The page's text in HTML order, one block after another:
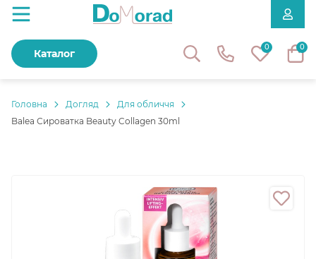
0 0
Каталог
Головнa Догляд
Для обличчя
Balea Сироватка Beauty Collagen 30ml